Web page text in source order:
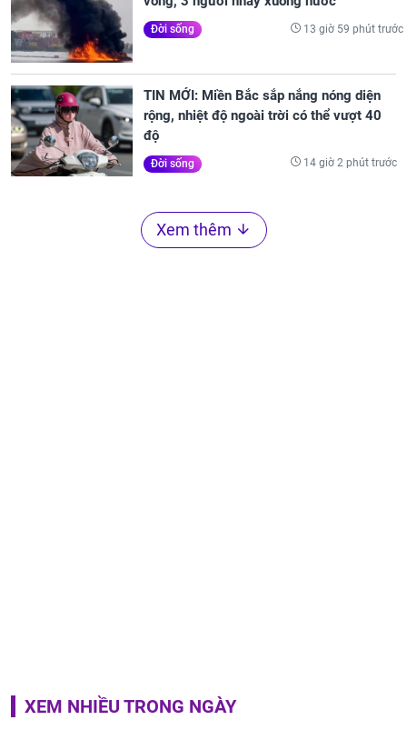
Đời sống 13 giờ 59 phút trước
TIN MỚI: Miền Bắc sắp nắng nóng diện
rộng, nhiệt độ ngoài trời có thể vượt 40
độ
Đời sống 14 giờ 2 phút trước
Xem thêm
XEM NHIỀU TRONG NGÀY